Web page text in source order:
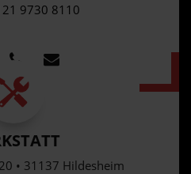
9730 8110
• 31137 Hildesheim